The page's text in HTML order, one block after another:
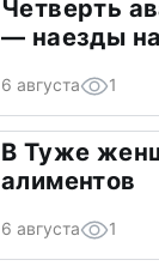
Четверть
— наезды
6 августа 1
В Туже
алиментов
6 августа 1